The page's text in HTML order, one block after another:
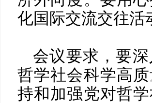
化国际交流交往活
会议要求，要
哲学社会科学高
持和加强党对哲